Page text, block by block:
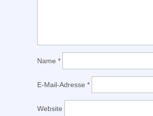
Name *
E-Mail-Adresse *
Website